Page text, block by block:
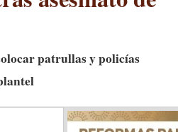
patrullas y policías